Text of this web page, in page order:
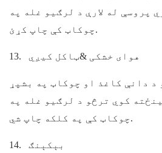
پروسې له لارې د لرګیو غله په
چوکاټ کې چاپ کړئ.
13. هوای خشکی &ټاکل کيږي
د دانې کاغذ او چوکاټ په بشپړ
کوي ترڅو د لرګیو غله په
چوکاټ کې په کلکه چاپ شي.
14. بېکېنګ